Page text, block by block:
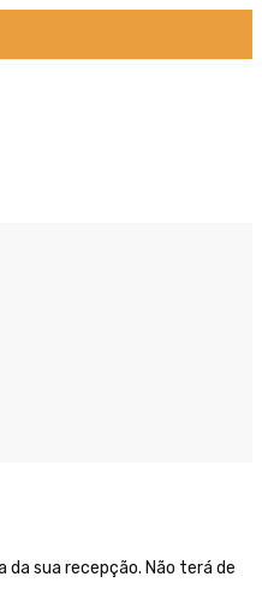
da sua recepção. Não terá de